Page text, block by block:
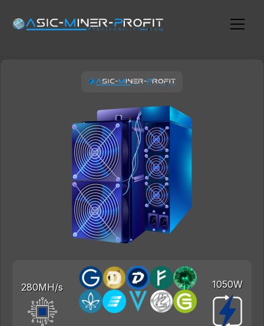
280MH/s 1050W